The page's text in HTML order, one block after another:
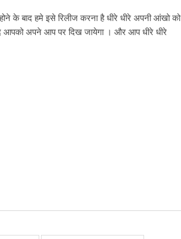
के बाद हमे इसे रिलीज करना है धीरे धीरे अपनी आंखो को
अपने आप पर दिख जायेगा । और आप धीरे धीरे